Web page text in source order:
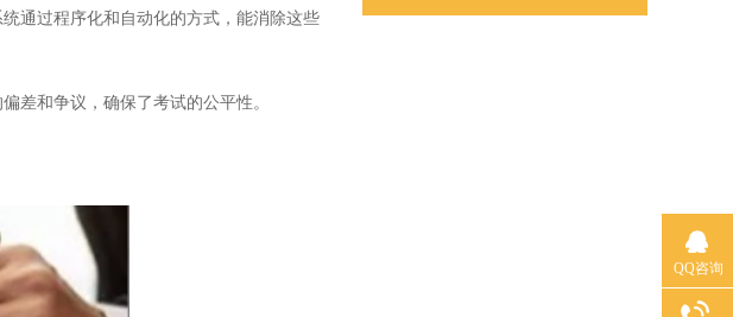
通过程序化和自动化的方式，能消除这些
和争议，确保了考试的公平性。
QQ咨询